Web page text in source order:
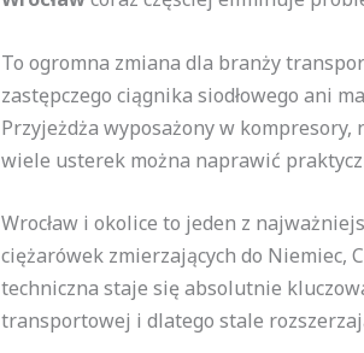
To ogromna zmiana dla branży
zastępczego ciągnika siodłowego ani
Przyjeżdża wyposażony w
wiele usterek można naprawić
Wrocław i okolice to jeden z
ciężarówek zmierzających do Niemiec,
techniczna staje się absolutnie
transportowej i dlatego stale